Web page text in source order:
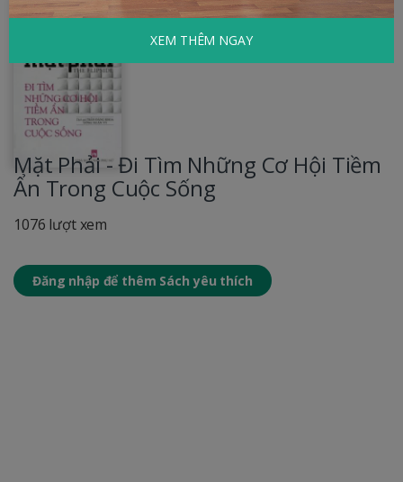
Mặt Phải - Đi Tìm Những Cơ Hội Tiềm
Ẩn Trong Cuộc Sống
1076 lượt xem
Đăng nhập để thêm Sách yêu thích
XEM THÊM NGAY